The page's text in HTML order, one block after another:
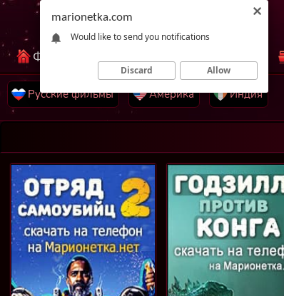
Фильмы КиноНетка Лучшие фильмы
Русские фильмы Америка Индия
marionetka.com
Would like to send you notifications
Discard Allow